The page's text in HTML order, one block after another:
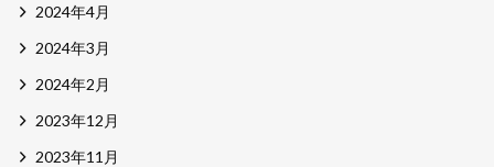
2024年4月
2024年3月
2024年2月
2023年12月
2023年11月